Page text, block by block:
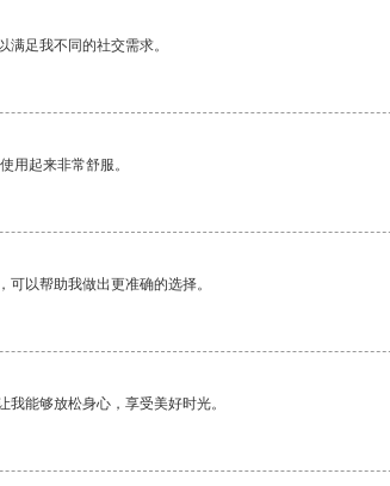
足我不同的社交需求。
用起来非常舒服。
以帮助我做出更准确的选择。
能够放松身心，享受美好时光。